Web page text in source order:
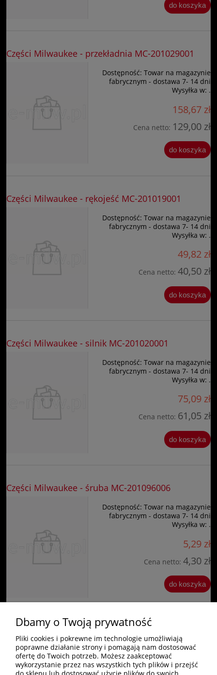
do koszyka
Części Milwaukee - przekładnia MC-201029001
Dostępność: Towar na magazynie
fabrycznym - dostawa 7- 14 dni
Wysyłka w: .
158,67 zł
Cena netto: 129,00 zł
do koszyka
Części Milwaukee - rękojeść MC-201019001
Dostępność: Towar na magazynie
fabrycznym - dostawa 7- 14 dni
Wysyłka w: .
49,82 zł
Cena netto: 40,50 zł
do koszyka
Części Milwaukee - silnik MC-201020001
Dostępność: Towar na magazynie
fabrycznym - dostawa 7- 14 dni
Wysyłka w: .
75,09 zł
Cena netto: 61,05 zł
do koszyka
Części Milwaukee - śruba MC-201096006
Dostępność: Towar na magazynie
fabrycznym - dostawa 7- 14 dni
Wysyłka w: .
5,29 zł
Cena netto: 4,30 zł
do koszyka
Zakupy
Dbamy o Twoją prywatność
Pliki cookies i pokrewne im technologie umożliwiają
poprawne działanie strony i pomagają nam dostosować
ofertę do Twoich potrzeb. Możesz zaakceptować
wykorzystanie przez nas wszystkich tych plików i przejść